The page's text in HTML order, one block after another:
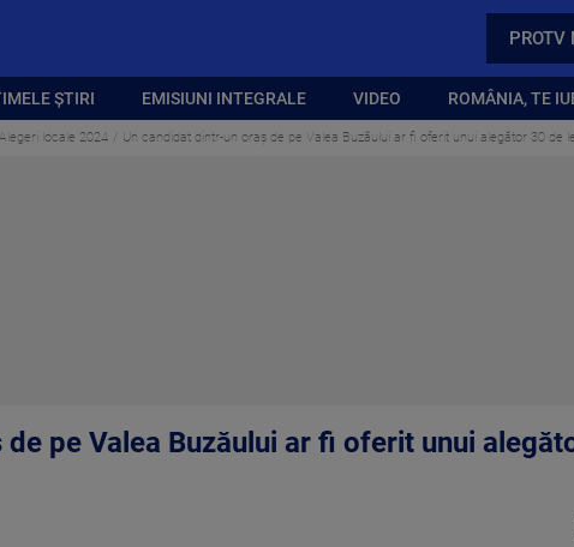
PROTV
ȘTIRI EMISIUNI INTEGRALE VIDEO ROMÂNIA, TE
Alegeri locale 2024 Un candidat dintr-un oraş de pe Valea Buzăului ar fi oferit unui alegător 30 de
pe Valea Buzăului ar fi oferit unui